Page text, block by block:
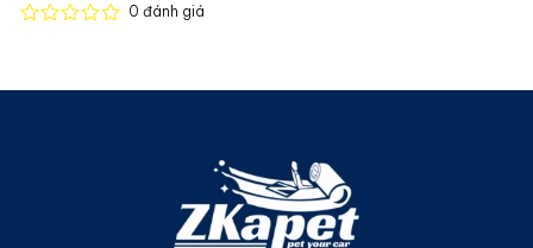
0 đánh giá